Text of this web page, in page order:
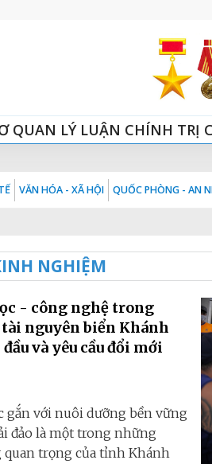
QUAN LÝ LUẬN CHÍNH TRỊ
VĂN HÓA - XÃ HỘI QUỐC PHÒNG - AN
NGHIỆM
- công nghệ trong
nguyên biển Khánh
và yêu cầu đổi mới
gắn với nuôi dưỡng bền vững
đảo là một trong những
trọng của tỉnh Khánh